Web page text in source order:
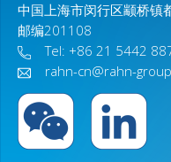
中国上海市闵行区颛桥
邮编201108
Tel: +86 21 5442
rahn-cn@rahn-